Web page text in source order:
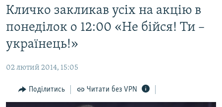
основного
матеріалу
Перейти
до
основної
Перейти
до
ВІДЕО ТА ФОТО
БЛОГИ
ПОГЛЯД
Кличко закликав усіх на акцію в
понеділок о 12:00 «Не бійся! Ти –
українець!»
02 лютий 2014, 15:05
Поділитись Читати без VPN